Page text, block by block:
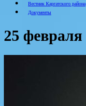
Вестник Каргатского района
Документы
25 февраля